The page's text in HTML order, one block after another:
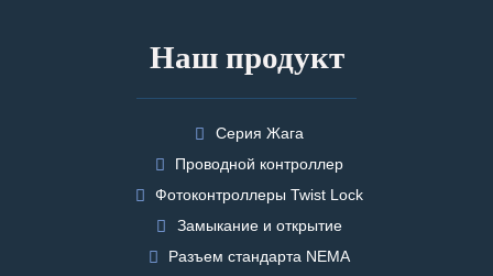
Наш продукт
Серия Жага
Проводной контроллер
Фотоконтроллеры Twist Lock
Замыкание и открытие
Разъем стандарта NEMA